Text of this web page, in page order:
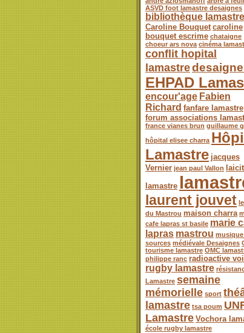
ASVD foot lamastre desaignes
bibliothèque lamastre
Caroline Bouquet caroline
bouquet escrime chataigne
choeur ars nova cinéma
conflit hopital
lamastre
EHPAD
encour'age Fabien
Richard fanfare lamastre
forum associations
france vianes brun guillaume
hôpital elisee charra
Lamastre jacques
Vernier jean paul Vallon
lamastre
laurent jouvet
du Mastrou maison charra
cafe lapras st basile marie
lapras mastrou
sources médiévale Desaignes
tourisme lamastre OMC
philippe ranc radioactive
rugby lamastre
Lamastre semaine
mémorielle sport
lamastre tsa poum
Lamastre Vochora
école rugby lamastre